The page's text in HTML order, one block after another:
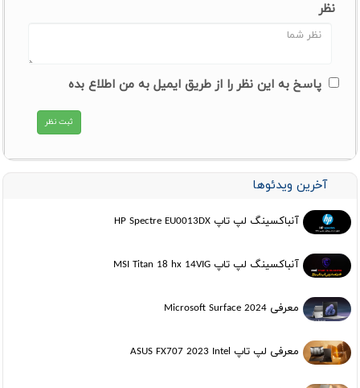
نظر
پاسخ به این نظر را از طریق ایمیل به من اطلاع بده
آخرین ویدئوها
آنباکسینگ لپ تاپ HP Spectre EU0013DX
آنباکسینگ لپ تاپ MSI Titan 18 hx 14VIG
معرفی Microsoft Surface 2024
معرفی لپ تاپ ASUS FX707 2023 Intel